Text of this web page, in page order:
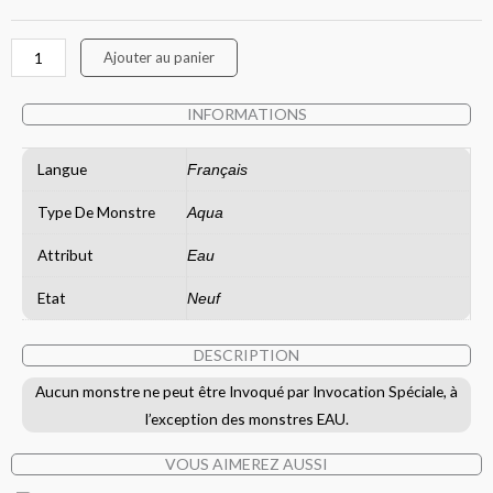
Du
Torrent
Ajouter au panier
INFORMATIONS
Langue Français
Type De Monstre Aqua
Attribut Eau
Etat Neuf
DESCRIPTION
Aucun monstre ne peut être Invoqué par Invocation Spéciale, à
l’exception des monstres EAU.
VOUS AIMEREZ AUSSI